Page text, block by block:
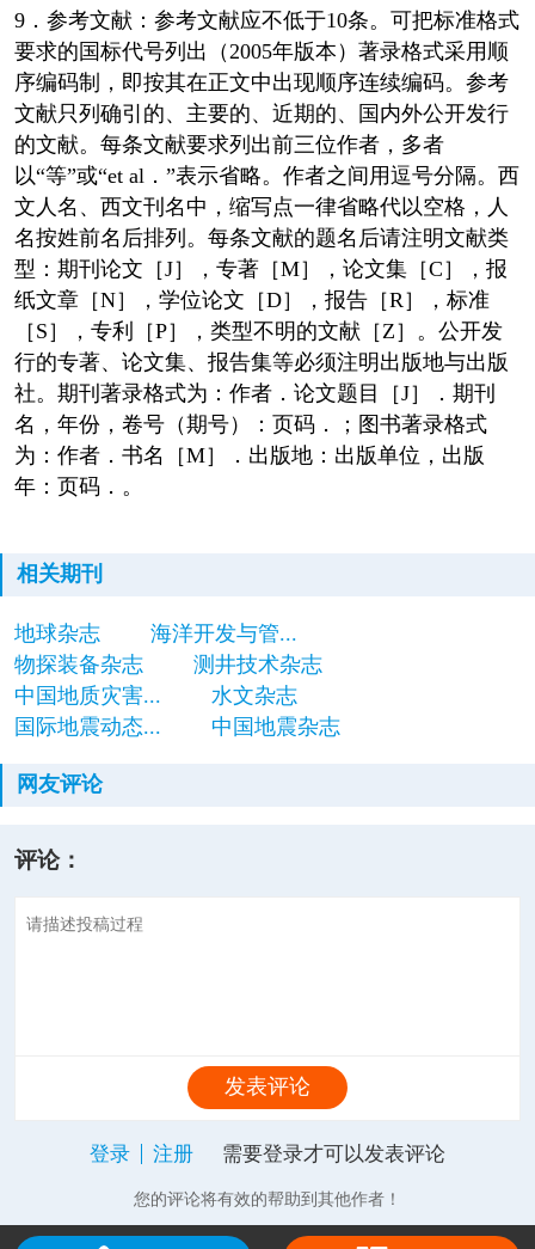
9．参考文献：参考文献应不低于10条。可把标准格式
要求的国标代号列出（2005年版本）著录格式采用顺
序编码制，即按其在正文中出现顺序连续编码。参考
文献只列确引的、主要的、近期的、国内外公开发行
的文献。每条文献要求列出前三位作者，多者
以“等”或“et al．”表示省略。作者之间用逗号分隔。西
文人名、西文刊名中，缩写点一律省略代以空格，人
名按姓前名后排列。每条文献的题名后请注明文献类
型：期刊论文［J］，专著［M］，论文集［C］，报
纸文章［N］，学位论文［D］，报告［R］，标准
［S］，专利［P］，类型不明的文献［Z］。公开发
行的专著、论文集、报告集等必须注明出版地与出版
社。期刊著录格式为：作者．论文题目［J］．期刊
名，年份，卷号（期号）：页码．；图书著录格式
为：作者．书名［M］．出版地：出版单位，出版
年：页码．。
相关期刊
地球杂志
海洋开发与管...
物探装备杂志
测井技术杂志
中国地质灾害...
水文杂志
国际地震动态...
中国地震杂志
网友评论
评论：
发表评论
登录 注册 需要登录才可以发表评论
您的评论将有效的帮助到其他作者！